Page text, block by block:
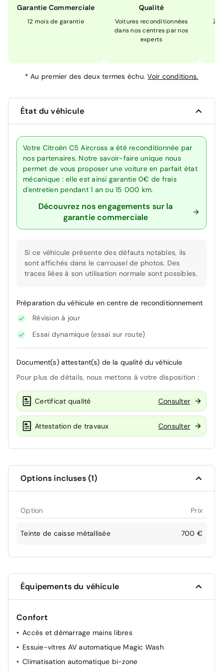
Garantie Commerciale
12 mois de garantie
Qualité
Voitures reconditionnées
dans nos centres par nos
experts
*Au premier des deux termes échu.Voir conditions.
État du véhicule
Votre Citroën C5 Aircross a été reconditionnée par
nos partenaires. Notre savoir-faire unique nous
permet de vous proposer une voiture en parfait état
mécanique : elle est ainsi garantie 0€ de frais
d'entretien pendant 1 an ou 15 000 km.
Découvrez nos engagements sur la
garantie commerciale
Si ce véhicule présente des défauts notables, ils
sont affichés dans le carrousel de photos. Des
traces liées à son utilisation normale sont possibles.
Préparation du véhicule en centre de reconditionnement
Révision à jour
Essai dynamique (essai sur route)
Document(s) attestant(s) de la qualité du véhicule
Pour plus de détails, nous mettons à votre disposition :
Certificat qualité Consulter
Attestation de travaux Consulter
Options incluses (1)
Option Prix
Teinte de caisse métallisée 700 €
Équipements du véhicule
Confort
Accès et démarrage mains libres
Essuie-vitres AV automatique Magic Wash
Climatisation automatique bi-zone